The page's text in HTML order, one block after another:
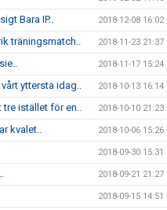
Bara IP.. 2018-12-08 16:02
träningsmatch.. 2018-11-23 21:37
2018-11-17 15:24
yttersta idag.. 2018-10-13 16:14
istället för en.. 2018-10-10 21:23
kvalet.. 2018-10-06 15:26
2018-09-30 15:31
2018-09-21 21:27
2018-09-15 14:51